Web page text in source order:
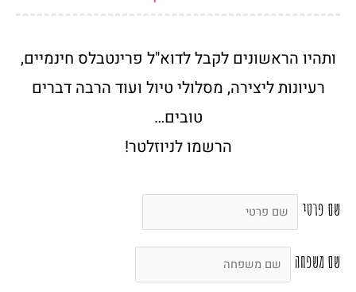
ותהיו הראשונים לקבל לדוא"ל פרינטבלס חינמיים,
רעיונות ליצירה, מסלולי טיול ועוד הרבה דברים
טובים…
הרשמו לניוזלטר!
שם פרטי
שם משפחה